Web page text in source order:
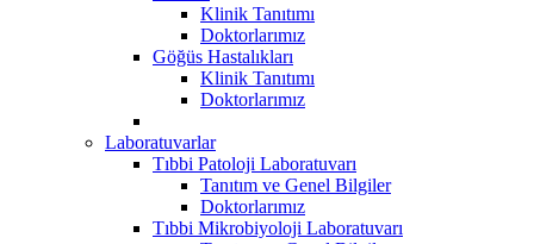
Klinik Tanıtımı
Doktorlarımız
Göğüs Hastalıkları
Klinik Tanıtımı
Doktorlarımız
Laboratuvarlar
Tıbbi Patoloji Laboratuvarı
Tanıtım ve Genel Bilgiler
Doktorlarımız
Tıbbi Mikrobiyoloji Laboratuvarı